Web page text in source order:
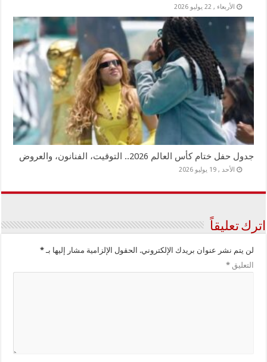
الأربعاء , 22 يوليو 2026
جدول حفل ختام كأس العالم 2026.. التوقيت، الفنانون، والعروض
الأحد , 19 يوليو 2026
اترك تعليقاً
لن يتم نشر عنوان بريدك الإلكتروني. الحقول الإلزامية مشار إليها بـ*
التعليق*